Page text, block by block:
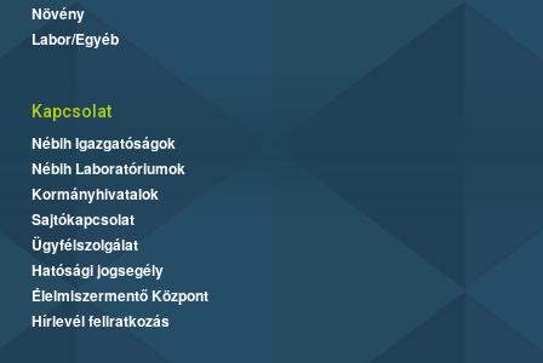
Növény
Labor/Egyéb
Kapcsolat
Nébih Igazgatóságok
Nébih Laboratóriumok
Kormányhivatalok
Sajtókapcsolat
Ügyfélszolgálat
Hatósági jogsegély
Élelmiszermentő Központ
Hírlevél feliratkozás